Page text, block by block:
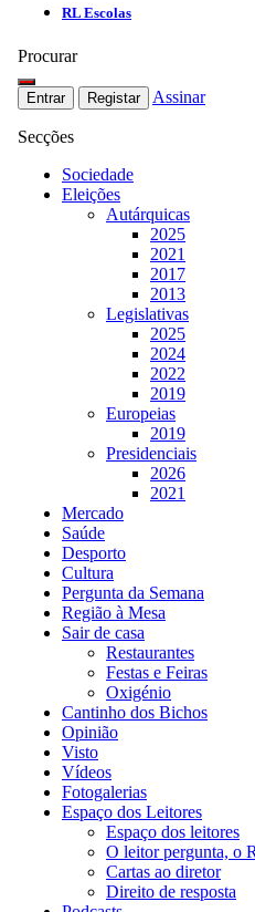
RL Escolas
Procurar
Entrar Registar Assinar
Secções
Sociedade
Eleições
Autárquicas
2025
2021
2017
2013
Legislativas
2025
2024
2022
2019
Europeias
2019
Presidenciais
2026
2021
Mercado
Saúde
Desporto
Cultura
Pergunta da Semana
Região à Mesa
Sair de casa
Restaurantes
Festas e Feiras
Oxigénio
Cantinho dos Bichos
Opinião
Visto
Vídeos
Fotogalerias
Espaço dos Leitores
Espaço dos leitores
O leitor pergunta, o
Cartas ao diretor
Direito de resposta